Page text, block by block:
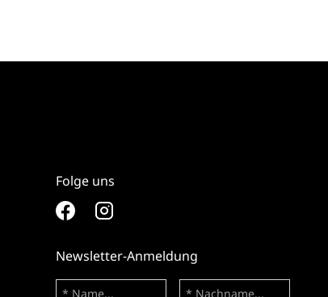
Folge uns
Newsletter-Anmeldung